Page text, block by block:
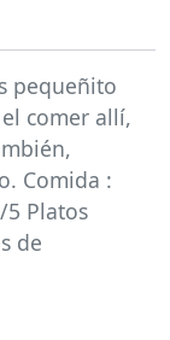
pequeñito
comer allí,
Comida :
Platos
de